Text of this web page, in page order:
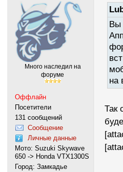
Много наследил на
форуме
Оффлайн
Посетители
131 сообщений
Сообщение
Личные данные
Мото: Suzuki Skywave
650 -> Honda VTX1300S
Город: Замкадье
Вы
на
Так